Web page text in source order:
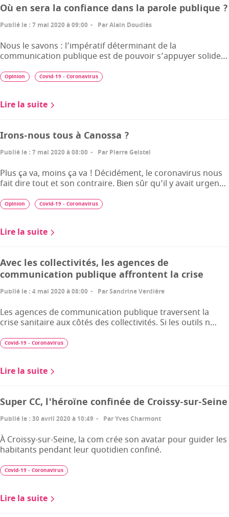
Où en sera la confiance dans la parole publique ?
Publié le : 7 mai 2020 à 09:00 ParAlain Doudiès
Nous le savons : l’impératif déterminant de la
communication publique est de pouvoir s’appuyer solide…
Lire la suite
Opinion Covid-19 - Coronavirus
Irons-nous tous à Canossa ?
Publié le : 7 mai 2020 à 08:00 Par Pierre Geistel
Plus ça va, moins ça va ! Décidément, le coronavirus nous
fait dire tout et son contraire. Bien sûr qu’il y avait urgen…
Lire la suite
Opinion Covid-19 - Coronavirus
Avec les collectivités, les agences de
communication publique affrontent la crise
Publié le : 4 mai 2020 à 08:00 ParSandrine Verdière
Les agences de communication publique traversent la
crise sanitaire aux côtés des collectivités. Si les outils n…
Lire la suite
Covid-19 - Coronavirus
Super CC, l'héroïne confinée de Croissy-sur-Seine
Publié le : 30 avril 2020 à 10:49 ParYves Charmont
À Croissy-sur-Seine, la com crée son avatar pour guider les
habitants pendant leur quotidien confiné.
Lire la suite
Covid-19 - Coronavirus